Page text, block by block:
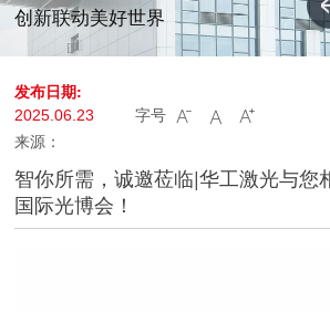
创新联动美好世界
发布日期:
2025.06.23 字号   
来源：
智你所需，诚邀莅临|华工激光与您
国际光博会！